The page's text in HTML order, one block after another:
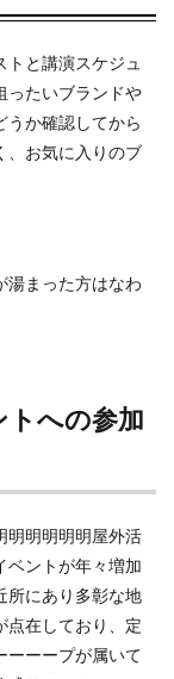
と講演スケジュ
たいブランドや
うか確認してから
、お気に入りのブ
湯まった方はなわ
への参加
明明明明明屋外活
ベントが年々増加
所にあり多彰な地
点在しており、定
ーーープが属いて